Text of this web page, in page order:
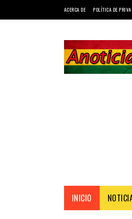
ACERCA DE POLÍTICA DE
INICIO